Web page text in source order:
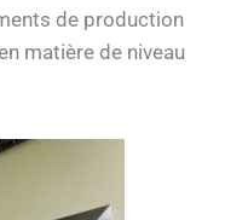
de production
matière de niveau